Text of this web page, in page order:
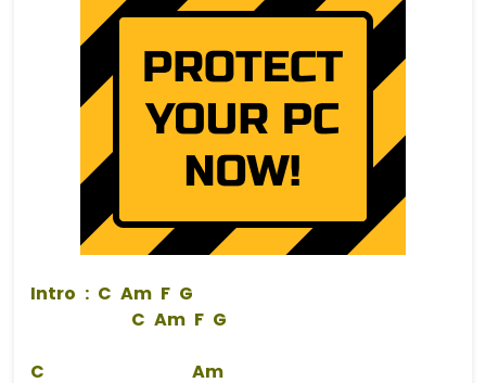
Intro : C Am F G
C Am F G
C
Am